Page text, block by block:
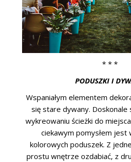
* * *
PODUSZKI I
Wspaniałym elementem
się stare dywany.
wykreowaniu ścieżki do
ciekawym pomysłem jest
kolorowych poduszek. Z
prostu wnętrze ozdabiać, z